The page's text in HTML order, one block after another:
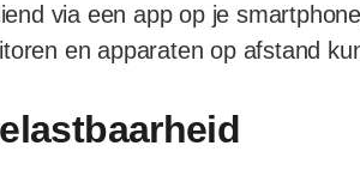
via een app op je
en apparaten op afstand